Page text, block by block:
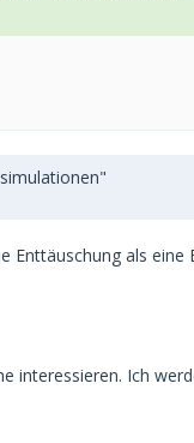
als
interessieren. Ich